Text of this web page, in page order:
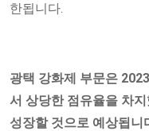
한됩니다.
광택 강화제 부문은
서 상당한 점유율을 차
성장할 것으로 예상됩니